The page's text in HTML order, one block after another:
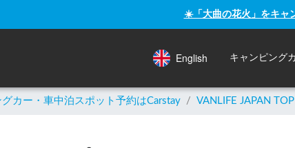
☀️「大曲の花火」をキャ
English キャンピング
カー・車中泊スポット予約はCarstay / VANLIFE JAPAN TOP